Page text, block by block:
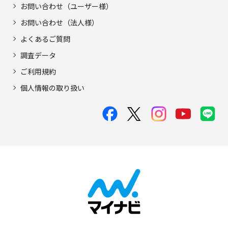
お問い合わせ（ユーザー様）
お問い合わせ（法人様）
よくあるご質問
調査データ
ご利用規約
個人情報の取り扱い